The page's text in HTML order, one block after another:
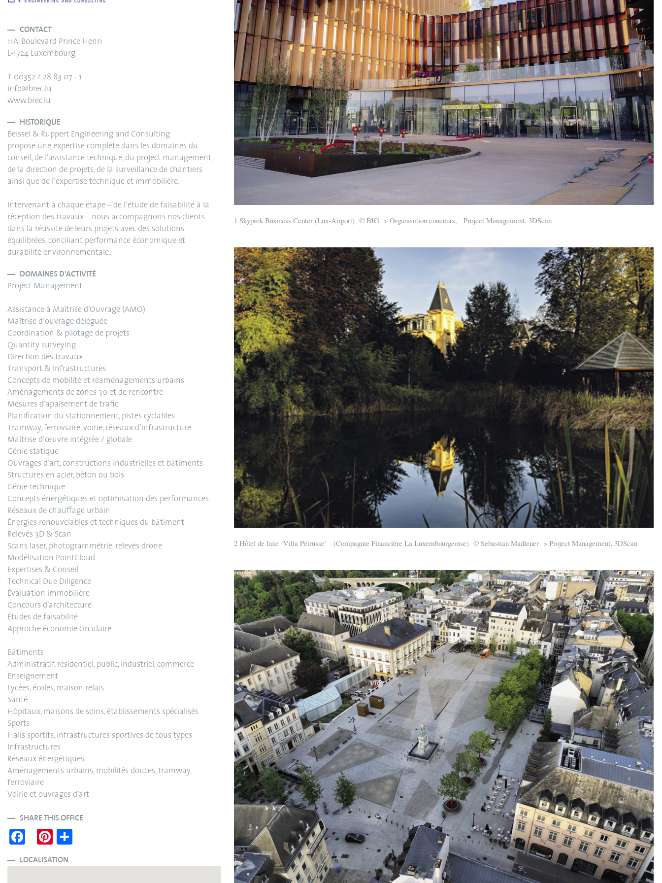
CONTACT
11A, Boulevard Prince Henri
L-1724 Luxembourg
T 00352 / 28 83 07 - 1
info@brec.lu
www.brec.lu
HISTORIQUE
Beissel & Ruppert Engineering and Consulting
propose une expertise complète dans les domaines du
conseil, de l’assistance technique, du project management,
de la direction de projets, de la surveillance de chantiers
ainsi que de l’expertise technique et immobilière.
Intervenant à chaque étape – de l’étude de faisabilité à la
réception des travaux – nous accompagnons nos clients
dans la réussite de leurs projets avec des solutions
équilibrées, conciliant performance économique et
durabilité environnementale.
DOMAINES D'ACTIVITÉ
Project Management
Assistance à Maîtrise d’Ouvrage (AMO)
Maîtrise d’ouvrage déléguée
Coordination & pilotage de projets
Quantity surveying
Direction des travaux
Transport & Infrastructures
Concepts de mobilité et réaménagements urbains
Aménagements de zones 30 et de rencontre
Mesures d’apaisement de trafic
Planification du stationnement, pistes cyclables
Tramway, ferroviaire, voirie, réseaux d’infrastructure
Maîtrise d’œuvre intégrée / globale
Génie statique
Ouvrages d’art, constructions industrielles et bâtiments
Structures en acier, béton ou bois
Génie technique
Concepts énergétiques et optimisation des performances
Réseaux de chauffage urbain
Énergies renouvelables et techniques du bâtiment
Relevés 3D & Scan
Scans laser, photogrammétrie, relevés drone
Modélisation PointCloud
Expertises & Conseil
Technical Due Diligence
Évaluation immobilière
Concours d’architecture
Études de faisabilité
Approche économie circulaire
Bâtiments
Administratif, résidentiel, public, industriel, commerce
Enseignement
Lycées, écoles, maison relais
Santé
Hôpitaux, maisons de soins, établissements spécialisés
Sports
Halls sportifs, infrastructures sportives de tous types
Infrastructures
Réseaux énergétiques
Aménagements urbains, mobilités douces, tramway,
ferroviaire
Voirie et ouvrages d’art
SHARE THIS OFFICE
Fa
ce
bo
Pi
nt
er re
LOCALISATION
1 Skypark Business Center (Lux-Airport) © BIG > Organisation concours, Project Management, 3DScan
2 Hôtel de luxe ‘Villa Pétrusse’ (Compagnie Financière La Luxembourgeoise) © Sebastian Madlener > Project Management, 3DScan